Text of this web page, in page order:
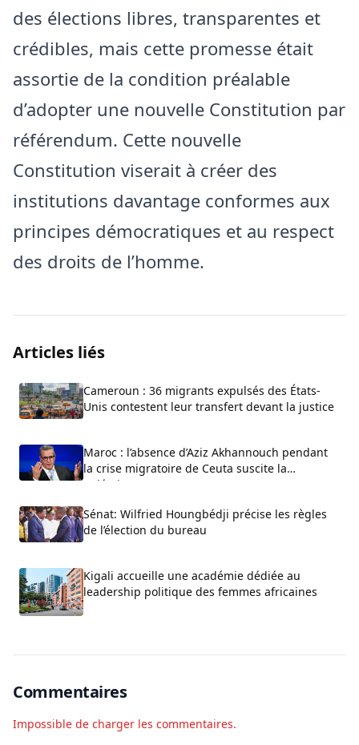
des élections libres, transparentes et
crédibles, mais cette promesse était
assortie de la condition préalable
d’adopter une nouvelle Constitution par
référendum. Cette nouvelle
Constitution viserait à créer des
institutions davantage conformes aux
principes démocratiques et au respect
des droits de l’homme.
Articles liés
Cameroun : 36 migrants expulsés des États-
Unis contestent leur transfert devant la justice
Maroc : l’absence d’Aziz Akhannouch pendant
la crise migratoire de Ceuta suscite la
polémique
Sénat: Wilfried Houngbédji précise les règles
de l’élection du bureau
Kigali accueille une académie dédiée au
leadership politique des femmes africaines
Commentaires
Impossible de charger les commentaires.